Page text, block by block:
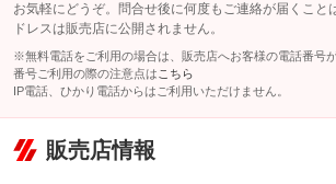
お気軽にどうぞ。問合せ後に何度もご連絡が届くこと
ドレスは販売店に公開されません。
※無料電話をご利用の場合は、販売店へお客様の電話番号
番号ご利用の際の注意点は こちら
IP電話、ひかり電話からはご利用いただけません。
販売店情報